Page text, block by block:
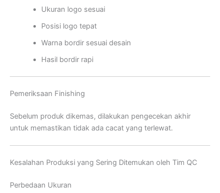
Ukuran logo sesuai
Posisi logo tepat
Warna bordir sesuai desain
Hasil bordir rapi
Pemeriksaan Finishing
Sebelum produk dikemas, dilakukan pengecekan akhir
untuk memastikan tidak ada cacat yang terlewat.
Kesalahan Produksi yang Sering Ditemukan oleh Tim QC
Perbedaan Ukuran